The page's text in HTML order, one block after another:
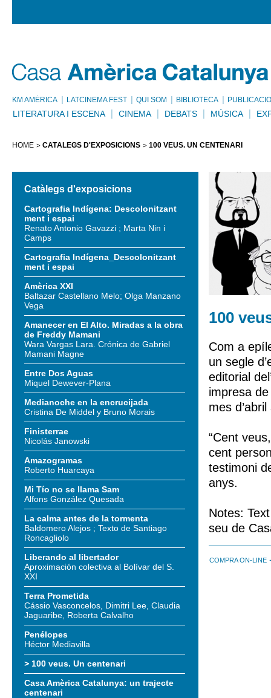
KM AMÈRICA LATCINEMA FEST QUI SOM BIBLIOTECA
LITERATURA I ESCENA CINEMA DEBATS MÚSICA
HOME CATÀLEGS D'EXPOSICIONS 100 VEUS. UN CENTENARI
100
Com a
un segle
editorial
impresa de
mes
“Cent
cent
testimoni
anys.
Notes:
seu de
COMPRA ON-LINE
Catàlegs d'exposicions
Cartografia Indígena: Descolonitzant
ment i espai
Renato Antonio Gavazzi ; Marta Nin i
Camps
Cartografia Indígena_Descolonitzant
ment i espai
Amèrica XXI
Baltazar Castellano Melo; Olga Manzano
Vega
Amanecer en El Alto. Miradas a la obra
de Freddy Mamani
Wara Vargas Lara. Crónica de Gabriel
Mamani Magne
Entre Dos Aguas
Miquel Dewever-Plana
Medianoche en la encrucijada
Cristina De Middel y Bruno Morais
Finisterrae
Nicolás Janowski
Amazogramas
Roberto Huarcaya
Mi Tío no se llama Sam
Alfons González Quesada
La calma antes de la tormenta
Baldomero Alejos ; Texto de Santiago
Roncagliolo
Liberando al libertador
Aproximación colectiva al Bolívar del S.
XXI
Terra Prometida
Cássio Vasconcelos, Dimitri Lee, Claudia
Jaguaribe, Roberta Calvalho
Penélopes
Héctor Mediavilla
100 veus. Un centenari
Casa Amèrica Catalunya: un trajecte
centenari